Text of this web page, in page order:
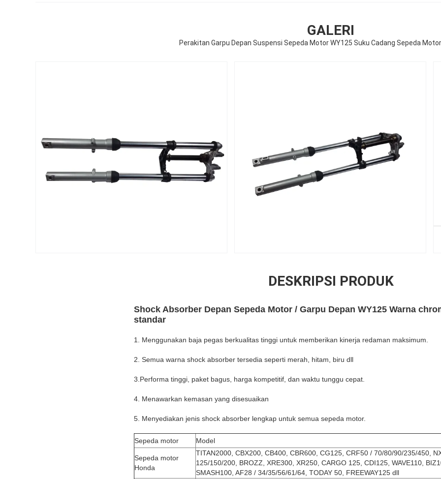
GALERI
Perakitan Garpu Depan Suspensi Sepeda Motor WY125 Suku Cadang Sepeda
DESKRIPSI PRODUK
Shock Absorber Depan Sepeda Motor / Garpu Depan WY125 Warna
standar
1. Menggunakan baja pegas berkualitas tinggi untuk memberikan kinerja redaman maksimum.
2. Semua warna shock absorber tersedia seperti merah, hitam, biru dll
3. Performa tinggi, paket bagus, harga kompetitif, dan waktu tunggu cepat.
4. Menawarkan kemasan yang disesuaikan
5. Menyediakan jenis shock absorber lengkap untuk semua sepeda motor.
Sepeda motor Model
Sepeda motor
Honda
TITAN2000, CBX200, CB400, CBR600, CG125, CRF50 / 70/80/90/235/450,
125/150/200, BROZZ, XRE300, XR250, CARGO 125, CDI125, WAVE110,
SMASH100, AF28 / 34/35/56/61/64, TODAY 50, FREEWAY125 dll